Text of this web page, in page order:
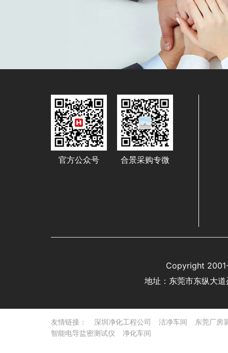
官方公众号 合景采购专微
Copyright
地址：东莞市东纵大
友情链接： 深圳净化工程公司 洁净车间
东莞厂房
智能电导盐密测试仪
净化车间